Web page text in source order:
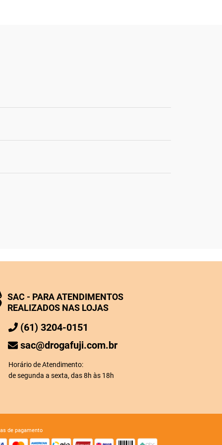
SAC - PARA ATENDIMENTOS
REALIZADOS NAS LOJAS
(61) 3204-0151
sac@drogafuji.com.br
Horário de Atendimento:
de segunda a sexta, das 8h às 18h
de pagamento